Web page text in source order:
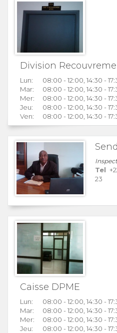
Division
Lun:
08:00 - 12:00, 14:30 -
Mar:
08:00 - 12:00, 14:30 -
Mer:
08:00 - 12:00, 14:30 -
Jeu:
08:00 - 12:00, 14:30 -
Ven:
08:00 - 12:00, 14:30 -
Tel
23
Caisse DPME
Lun:
08:00 - 12:00, 14:30 -
Mar:
08:00 - 12:00, 14:30 -
Mer:
08:00 - 12:00, 14:30 -
Jeu:
08:00 - 12:00, 14:30 -